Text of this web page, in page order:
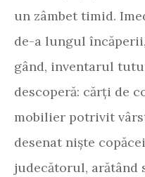
un zâmbet timid.
de-a lungul
gând, inventarul
descoperă: cărți de
mobilier potrivit
desenat niște
judecătorul, arătând